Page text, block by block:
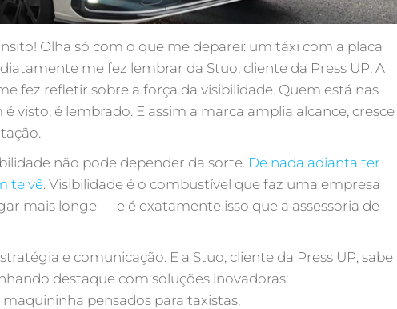
Olha só com o que me deparei: um táxi com a placa
me fez lembrar da Stuo, cliente da Press UP. A
fez refletir sobre a força da visibilidade. Quem está nas
é visto, é lembrado. E assim a marca amplia alcance, cresce
não pode depender da sorte. De nada adianta ter
te vê. Visibilidade é o combustível que faz uma empresa
mais longe — e é exatamente isso que a assessoria de
e comunicação. E a Stuo, cliente da Press UP, sabe
destaque com soluções inovadoras:
pensados para taxistas,